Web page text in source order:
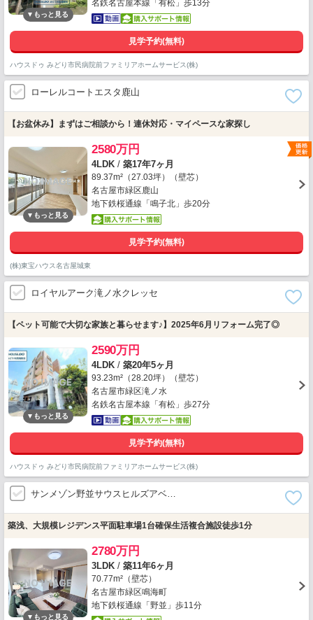
名鉄名古屋本線「有松」歩13分
見学予約(無料)
ハウスドゥ みどり市民病院前ファミリアホームサービス(株)
ローレルコートエスタ鹿山
【お盆休み】まずはご相談から！連休対応・マイペースな家探し
2580万円
4LDK / 築17年7ヶ月
89.37m²（27.03坪）（壁芯）
名古屋市緑区鹿山
地下鉄桜通線「鳴子北」歩20分
見学予約(無料)
(株)東宝ハウス名古屋城東
ロイヤルアーク滝ノ水クレッセ
【ペット可能で大切な家族と暮らせます♪】2025年6月リフォーム完了◎
2590万円
4LDK / 築20年5ヶ月
93.23m²（28.20坪）（壁芯）
名古屋市緑区滝ノ水
名鉄名古屋本線「有松」歩27分
見学予約(無料)
ハウスドゥ みどり市民病院前ファミリアホームサービス(株)
サンメゾン野並サウスヒルズアベ…
築浅、大規模レジデンス平面駐車場1台確保生活複合施設徒歩1分
2780万円
3LDK / 築11年6ヶ月
70.77m²（壁芯）
名古屋市緑区鳴海町
地下鉄桜通線「野並」歩11分